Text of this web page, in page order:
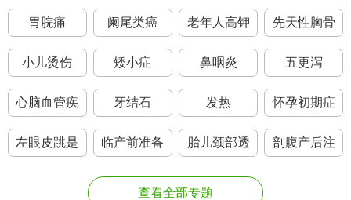
胃脘痛 阑尾类癌 老年人高钾 先天性胸骨
小儿烫伤 矮小症 鼻咽炎 五更泻
心脑血管疾 牙结石 发热 怀孕初期症
左眼皮跳是 临产前准备 胎儿颈部透 剖腹产后注
查看全部专题